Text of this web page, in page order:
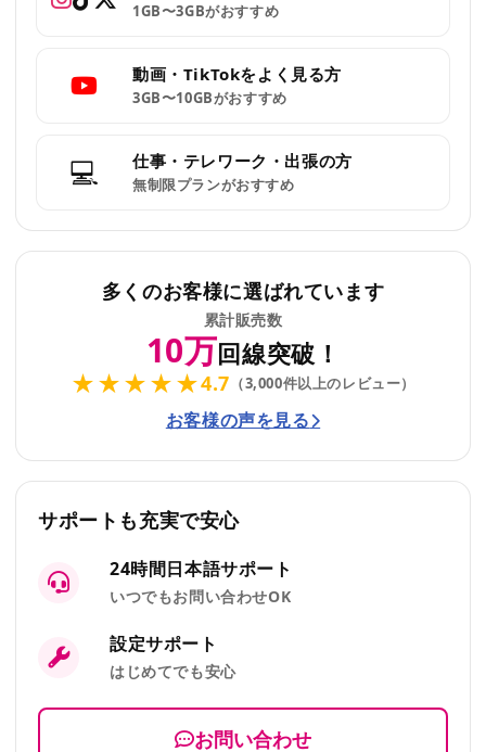
1GB〜3GBがおすすめ
動画・TikTokをよく見る方
3GB〜10GBがおすすめ
💻 仕事・テレワーク・出張の方
無制限プランがおすすめ
多くのお客様に選ばれています
累計販売数
10万回線突破！
★★★★★4.7 （3,000件以上のレビュー）
お客様の声を見る
サポートも充実で安心
24時間日本語サポート
いつでもお問い合わせOK
設定サポート
はじめてでも安心
お問い合わせ